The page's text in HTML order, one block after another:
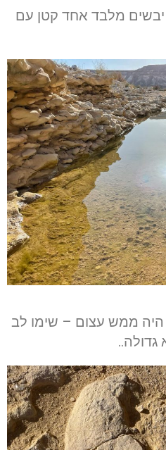
יבשים מלבד אחד קטן עם
היה ממש עצום – שימו לב